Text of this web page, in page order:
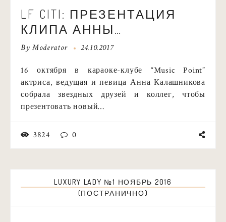
LF CITI: ПРЕЗЕНТАЦИЯ
КЛИПА АННЫ
КАЛАШНИКОВОЙ «БЕЗ
ByModerator 24.10.2017
16 октября в караоке-клубе “Music Point”
актриса, ведущая и певица Анна Калашникова
собрала звездных друзей и коллег, чтобы
презентовать новый…
3824 0
LUXURY LADY №1 НОЯБРЬ 2016
(ПОСТРАНИЧНО)